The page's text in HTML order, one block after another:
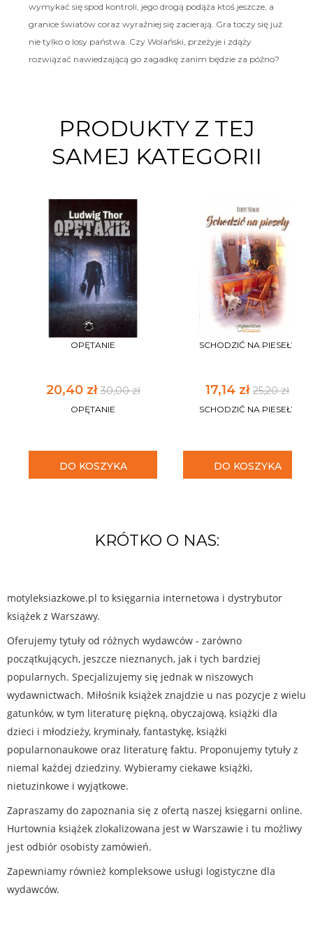
wymykać się spod kontroli, jego drogą podąża ktoś jeszcze, a
granice światów coraz wyraźniej się zacierają. Gra toczy się już
nie tylko o losy państwa. Czy Wolański, przeżyje i zdąży
rozwiązać nawiedzającą go zagadkę zanim będzie za późno?
PRODUKTY Z TEJ
SAMEJ KATEGORII
OPĘTANIE
20,40 zł30,00 zł
OPĘTANIE
DO KOSZYKA
SCHODZIĆ NA PIESEŁY
17,14 zł 25,20 zł
SCHODZIĆ NA PIESEŁY
DO KOSZYKA
KRÓTKO O NAS:
motyleksiazkowe.pl to księgarnia internetowa i dystrybutor
książek z Warszawy.
Oferujemy tytuły od różnych wydawców - zarówno
początkujących, jeszcze nieznanych, jak i tych bardziej
popularnych. Specjalizujemy się jednak w niszowych
wydawnictwach. Miłośnik książek znajdzie u nas pozycje z wielu
gatunków, w tym literaturę piękną, obyczajową, książki dla
dzieci i młodzieży, kryminały, fantastykę, książki
popularnonaukowe oraz literaturę faktu. Proponujemy tytuły z
niemal każdej dziedziny. Wybieramy ciekawe książki,
nietuzinkowe i wyjątkowe.
Zapraszamy do zapoznania się z ofertą naszej księgarni online.
Hurtownia książek zlokalizowana jest w Warszawie i tu możliwy
jest odbiór osobisty zamówień.
Zapewniamy również kompleksowe usługi logistyczne dla
wydawców.